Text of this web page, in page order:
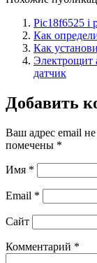
Pic18f6525 i
Как
Как
Электрощит
датчик
Добавить
Ваш адрес email
помечены *
Имя *
Email *
Сайт
Комментарий *